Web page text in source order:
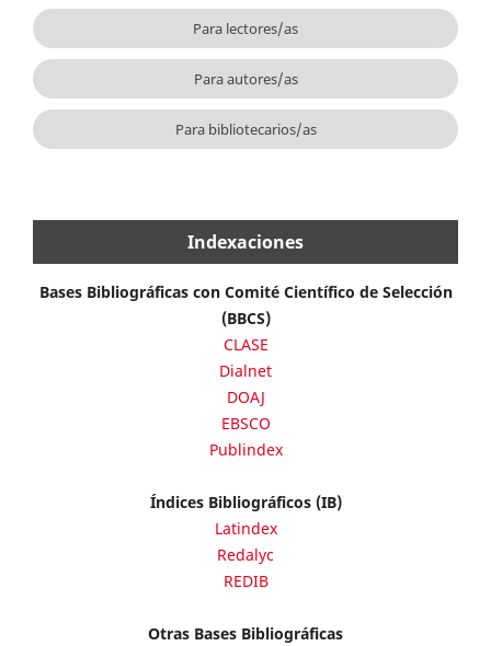
Para lectores/as
Para autores/as
Para bibliotecarios/as
Indexaciones
Bases Bibliográficas con Comité Científico de Selección
(BBCS)
CLASE
Dialnet
DOAJ
EBSCO
Publindex
Índices Bibliográficos (IB)
Latindex
Redalyc
REDIB
Otras Bases Bibliográficas